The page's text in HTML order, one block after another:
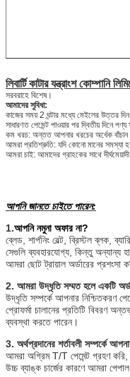
লিবার্টি কাটার যন্ত্রাংশ কোম্পানি
সরবরাহে বিশেষ।
আমাদের সুবিধা:
কাজের সময় 2 ঘন্টার মধ্যে মেইলের উত্তর
সাধারণত পেমেন্ট পাওয়ার পর দ্বিতীয় দিনে
কম খরচ: অন্তত আপনার খরচের অর্ধেক
আমরা প্রতিশ্রুতি: যদি কোনো মানের সমস্যা
আমরা চাই: আমাদের গ্রাহকের সাথে
আপনি জানতে চাইতে পারেন:
1.আপনি নমুনা অফার না?
ব্লেড, শার্পনিং বেল্ট, ব্রিস্টল ব্লক,
সেগুলি ব্যবহারযোগ্য, কিন্তু অন্যান্য
আমরা ছোট ট্রায়াল অর্ডারের প্রশংসা
2. আমরা উদ্ধৃতি সম্মত হলে একটি
উদ্ধৃতি সম্পর্কে আপনার নিশ্চিতকরণ
প্রোফর্মা চালানের প্রতিটি বিবরণ
ব্যবস্থা করতে পারেন।
3. অর্থপ্রদানের শর্তাবলী সম্পর্কে
আমরা অগ্রিম T/T পেমেন্ট গ্রহণ করি,
উচ্চ ব্যাঙ্ক চার্জের কারণে আমরা